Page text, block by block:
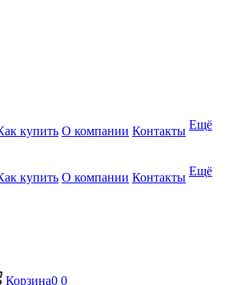
купить О компании Контакты Ещё
купить О компании Контакты Ещё
Корзина0 0